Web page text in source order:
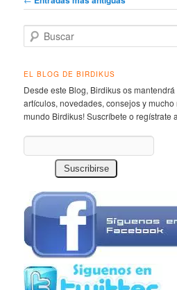
Buscar
EL BLOG DE BIRDIKUS
Desde este Blog, Birdikus os
artículos, novedades, consejos y
mundo Birdikus! Suscríbete o regístrate